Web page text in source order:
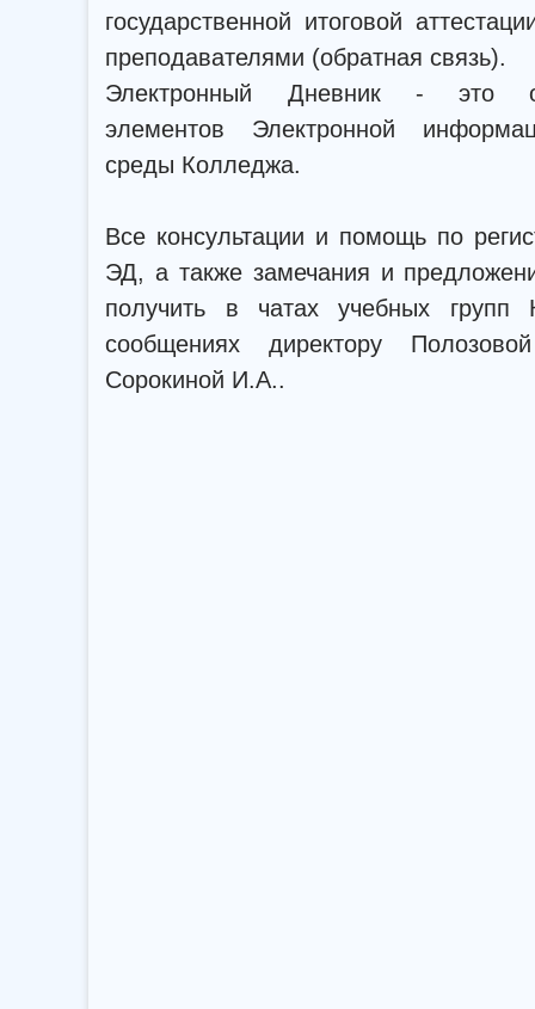
государственной итоговой
преподавателями (обратная связь).
Электронный Дневник - это
элементов Электронной
среды Колледжа.
Все консультации и помощь по
ЭД, а также замечания и
получить в чатах учебных
сообщениях директору
Сорокиной И.А..